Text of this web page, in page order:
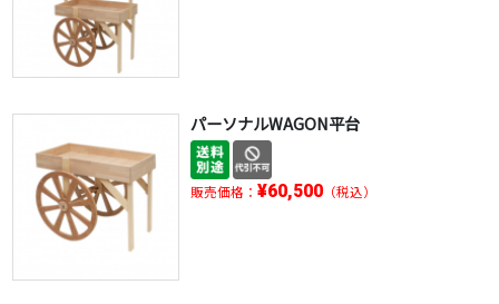
パーソナルWAGON平台
販売価格： ¥60,500（税込）